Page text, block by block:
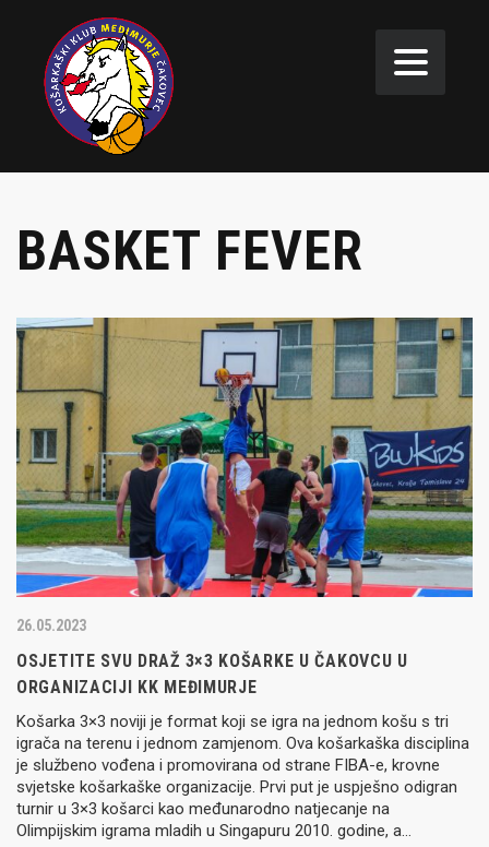
BASKET FEVER
26.05.2023
OSJETITE SVU DRAŽ 3×3 KOŠARKE U ČAKOVCU U
ORGANIZACIJI KK MEĐIMURJE
Košarka 3×3 noviji je format koji se igra na jednom košu s tri
igrača na terenu i jednom zamjenom. Ova košarkaška disciplina
je službeno vođena i promovirana od strane FIBA-e, krovne
svjetske košarkaške organizacije. Prvi put je uspješno odigran
turnir u 3×3 košarci kao međunarodno natjecanje na
Olimpijskim igrama mladih u Singapuru 2010. godine, a…